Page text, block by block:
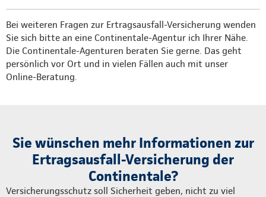
Bei weiteren Fragen zur Ertragsausfall-Versicherung wenden
Sie sich bitte an eine Continentale-Agentur ich Ihrer Nähe.
Die Continentale-Agenturen beraten Sie gerne. Das geht
persönlich vor Ort und in vielen Fällen auch mit unser
Online-Beratung.
Sie wünschen mehr Informationen zur
Ertragsausfall-Versicherung der
Continentale?
Versicherungsschutz soll Sicherheit geben, nicht zu viel